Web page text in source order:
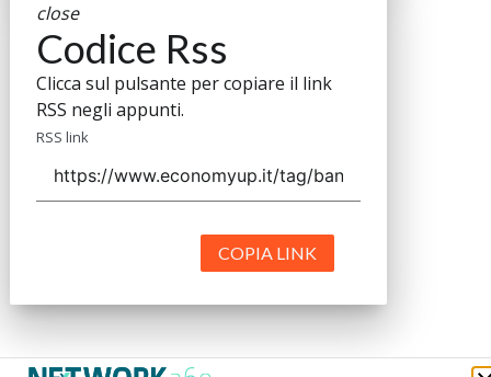
close
Codice Rss
Clicca sul pulsante per copiare il link
RSS negli appunti.
RSS link
COPIA LINK